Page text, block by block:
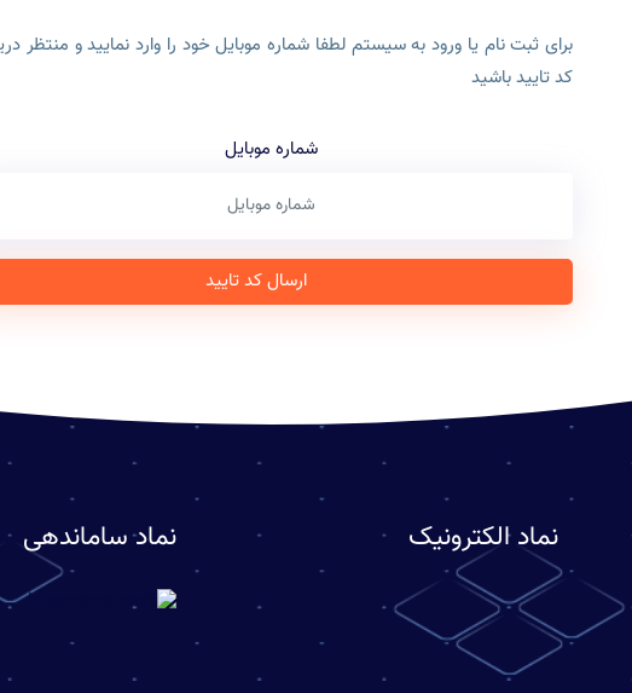
برای ثبت نام یا ورود به سیستم لطفا شماره موبایل خود را وارد نمایید و منتظر
کد تایید باشید
شماره موبایل
ارسال کد تایید
نماد الکترونیک نماد ساماندهی